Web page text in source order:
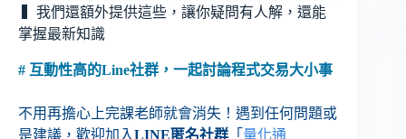
▍我們還額外提供這些，讓你疑問有人解，還能
掌握最新知識
# 互動性高的Line社群，一起討論程式交易大小事
不用再擔心上完課老師就會消失！遇到任何問題或
是建議，歡迎加入LINE匿名社群 「 量化通